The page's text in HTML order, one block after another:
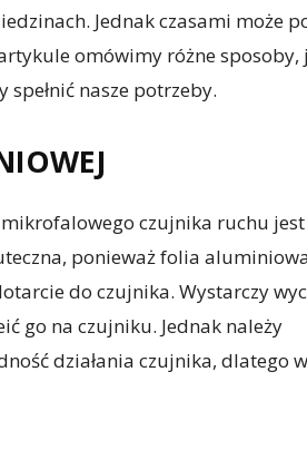
Jednak czasami może
omówimy różne sposoby,
nasze potrzeby.
czujnika ruchu
ponieważ folia
do czujnika. Wystarczy
go na czujniku. Jednak należy
działania czujnika, dlatego